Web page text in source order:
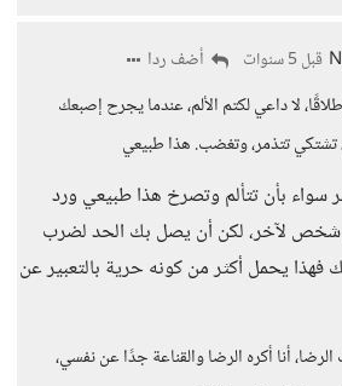
قبل 5 سنوات
أضف ردا
لا داعي لكتم الألم، عندما يجرح إصبعك
تشتكي تتذمر، وتغضب. هذا طبيعي
سواء بأن تتألم وتصرخ هذا طبيعي ورد
لآخر، لكن أن يصل بك الحد لضرب
فهذا يحمل أكثر من كونه حرية بالتعبير عن
الرضا، أنا أكره الرضا والقناعة جدًا عن نفسي،